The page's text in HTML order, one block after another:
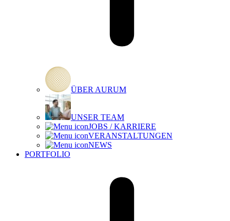
ÜBER AURUM
UNSER TEAM
JOBS / KARRIERE
VERANSTALTUNGEN
NEWS
PORTFOLIO